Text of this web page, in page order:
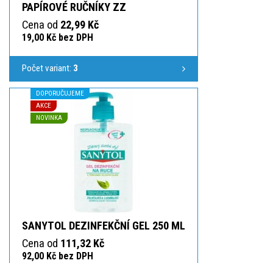
PAPÍROVÉ RUČNÍKY ZZ
Cena od 22,99 Kč
19,00 Kč bez DPH
Počet variant: 3
DOPORUČUJEME
AKCE
NOVINKA
SANYTOL DEZINFEKČNÍ GEL 250 ML
Cena od 111,32 Kč
92,00 Kč bez DPH